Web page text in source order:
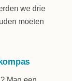
we drie
moeten